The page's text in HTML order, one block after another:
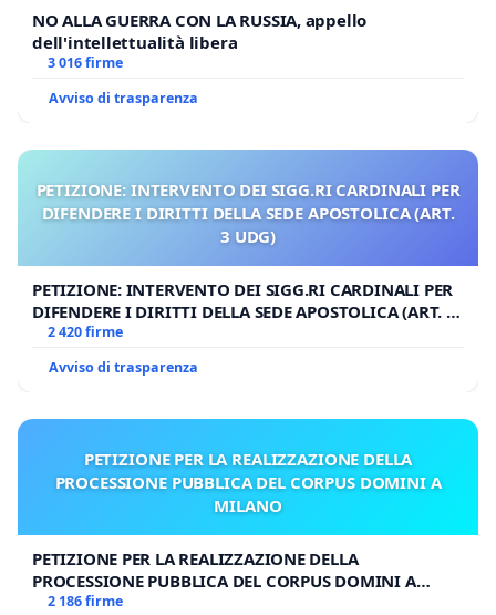
NO ALLA GUERRA CON LA RUSSIA, appello
dell'intellettualità libera
3 016 firme
Avviso di trasparenza
PETIZIONE: INTERVENTO DEI SIGG.RI CARDINALI PER
DIFENDERE I DIRITTI DELLA SEDE APOSTOLICA (ART.
3 UDG)
PETIZIONE: INTERVENTO DEI SIGG.RI CARDINALI PER
DIFENDERE I DIRITTI DELLA SEDE APOSTOLICA (ART. 3
UDG)
2 420 firme
Avviso di trasparenza
PETIZIONE PER LA REALIZZAZIONE DELLA
PROCESSIONE PUBBLICA DEL CORPUS DOMINI A
MILANO
PETIZIONE PER LA REALIZZAZIONE DELLA
PROCESSIONE PUBBLICA DEL CORPUS DOMINI A
MILANO
2 186 firme